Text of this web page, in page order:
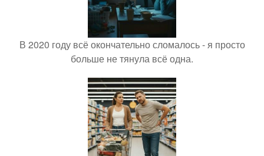
В 2020 году всё окончательно сломалось - я просто
больше не тянула всё одна.